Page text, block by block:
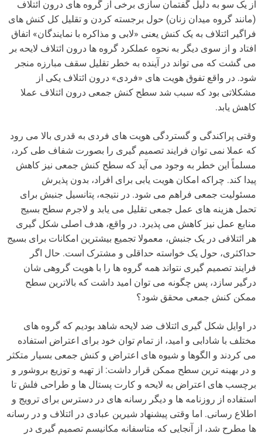
از یک سو به دلیل گفتمان سازی برخی از گروه های درون ائتلاف
(مانند گروه میدان زنان) حول برجسته کردن و تقلیل کل کنش های
فراگیر ائتلاف به یک کنش یعنی «لابی و مذاکره با نمایندگان» اتفاق
افتاد و از سوی دیگر به نحوه عملکرد گروه ها درون ائتلاف لایحه بر
می گشت که می تواند در آینده به خطر تقلیل سقف مبارزه منجر
شود. در واقع تفوق هویت های «فردی» درون ائتلاف یکی از
مشکلاتی بود که سبب شد سطح کنش جمعی درون ائتلاف عملا
کاهش یابد.
وقتی پراکندگی و گستردگی هویت های فردی به قدری بالا می رود
که عملا نمی توان فرایند تصمیم گیری را بصورت شفاف طی کرد،
مسلماً این خطر به وجود می آید که سطح کنش جمعی نیز کاهش
پیدا کند. چراکه امکان هویت یابی برای افراد، بدون پذیرش
مسئولیت جمعی فراهم می شود. در نتیجه، پتانسیل جنبش برای
تحمل هزینه های عمل جمعی تقلیل می یابد و لاجرم سطح بسیج
منابع عمل نیز کاهش می پذیرد. در واقع، هدف اصلی شکل گیری
هر ائتلافی در یک جنبش، معمولا تجمیع بیشترین امکانات برای بسیج
حداکثری، حول یک خواسته حداقلی و مشترک است. حال اگر
فرایند تصمیم گیری نتواند همه گروه ها را با هویت گروهی شان
درگیر سازد، پس چگونه می توان امید داشت که بالاترین سطح
ممکن کنش جمعی محقق شود؟
در اوایل شکل گیری ائتلاف ضد لایحه شاهد بودیم که گروه های
مختلف با شادابی و امید، از تمام توان خود برای اعتراض استفاده
می کردند و الگوها و شیوه های اعتراض و کنش جمعی بسیار متکثر
و در بهینه ترین سطح ممکن قرار داشت: از تهیه و توزیع بروشور و
برچسب های اعتراض به لایحه و کارت پستال ها و طراحی فلش تا
استفاده از روزنامه ها و دیگر رسانه های در دسترس برای ترویج و
اطلاع رسانی. اما وقتی پیشنهاد شیرین عبادی در ائتلاف و در رسانه
ها مطرح شد، از آنجایی که متاسفانه مکانیسم تصمیم گیری در